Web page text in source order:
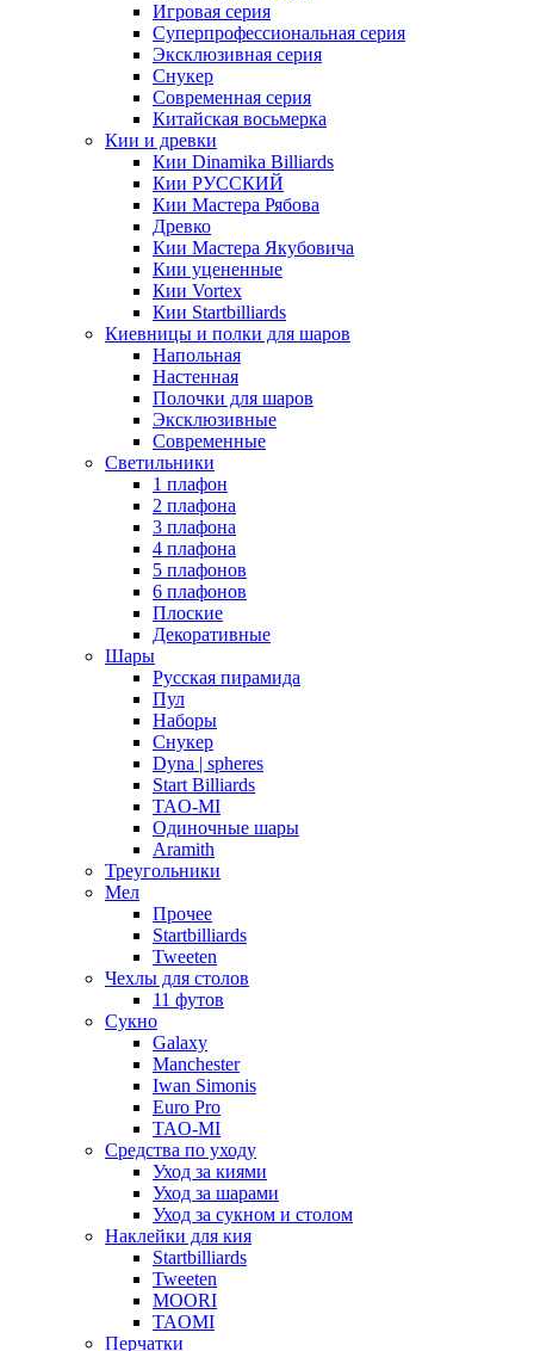
Игровая серия
Суперпрофессиональная серия
Эксклюзивная серия
Снукер
Современная серия
Китайская восьмерка
Кии и древки
Кии Dinamika Billiards
Кии РУССКИЙ
Кии Мастера Рябова
Древко
Кии Мастера Якубовича
Кии уцененные
Кии Vortex
Кии Startbilliards
Киевницы и полки для шаров
Напольная
Настенная
Полочки для шаров
Эксклюзивные
Современные
Светильники
1 плафон
2 плафона
3 плафона
4 плафона
5 плафонов
6 плафонов
Плоские
Декоративные
Шары
Русская пирамида
Пул
Наборы
Снукер
Dyna | spheres
Start Billiards
TAO-MI
Одиночные шары
Aramith
Треугольники
Мел
Прочее
Startbilliards
Tweeten
Чехлы для столов
11 футов
Сукно
Galaxy
Manchester
Iwan Simonis
Euro Pro
TAO-MI
Средства по уходу
Уход за киями
Уход за шарами
Уход за сукном и столом
Наклейки для кия
Startbilliards
Tweeten
MOORI
TAOMI
Перчатки